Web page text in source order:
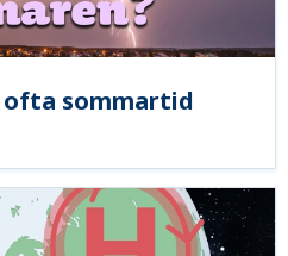
ofta sommartid